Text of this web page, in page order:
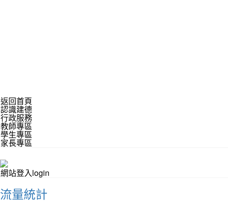
返回首頁
認識建德
行政服務
教師專區
學生專區
家長專區
網站登入login
流量統計